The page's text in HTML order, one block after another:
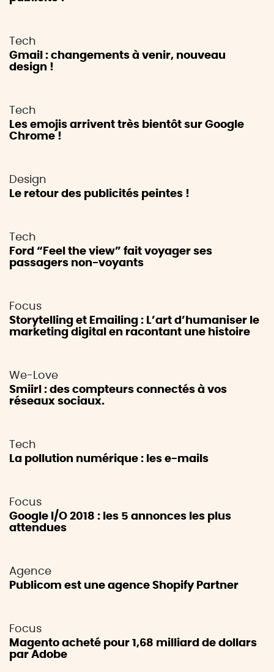
Tech
Gmail : changements à venir, nouveau
design !
Tech
Les emojis arrivent très bientôt sur Google
Chrome !
Design
Le retour des publicités peintes !
Tech
Ford “Feel the view” fait voyager ses
passagers non-voyants
Focus
Storytelling et Emailing : L’art d’humaniser le
marketing digital en racontant une histoire
We-Love
Smiirl : des compteurs connectés à vos
réseaux sociaux.
Tech
La pollution numérique : les e-mails
Focus
Google I/O 2018 : les 5 annonces les plus
attendues
Agence
Publicom est une agence Shopify Partner
Focus
Magento acheté pour 1,68 milliard de dollars
par Adobe